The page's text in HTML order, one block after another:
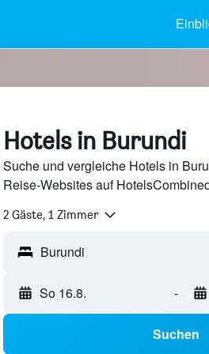
Hotels in Burundi
Suche und vergleiche Hotels in
Reise-Websites auf
2 Gäste, 1 Zimmer
So 16.8. -
Suchen